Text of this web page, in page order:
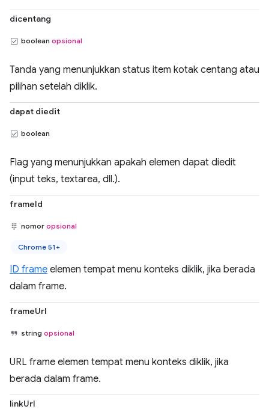
dicentang
boolean opsional
Tanda yang menunjukkan status item kotak centang atau
pilihan setelah diklik.
dapat diedit
boolean
Flag yang menunjukkan apakah elemen dapat diedit
(input teks, textarea, dll.).
frameId
nomor opsional
Chrome 51+
ID frame elemen tempat menu konteks diklik, jika berada
dalam frame.
frameUrl
string opsional
URL frame elemen tempat menu konteks diklik, jika
berada dalam frame.
linkUrl